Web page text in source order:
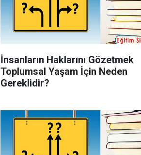
İnsanların Haklarını Gözetmek
Toplumsal Yaşam İçin Neden
Gereklidir?